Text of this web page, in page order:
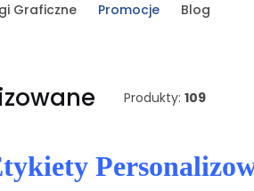
Graficzne Promocje Blog
Produkty: 109